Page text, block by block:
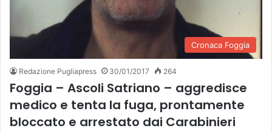
Cronaca Foggia
Redazione Pugliapress 30/01/2017 264
Foggia – Ascoli Satriano – aggredisce
medico e tenta la fuga, prontamente
bloccato e arrestato dai Carabinieri